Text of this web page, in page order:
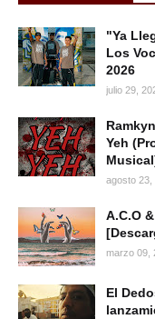
"Ya
Los
2026
julio 29,
Yeh
agosto 23,
A.C.O
marzo 09,
El